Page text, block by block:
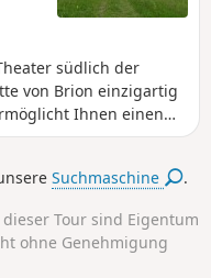
südlich der
von Brion einzigartig
Ihnen einen
Germain-d'Esteuil
Suchmaschine .
Tour sind Eigentum
ohne Genehmigung